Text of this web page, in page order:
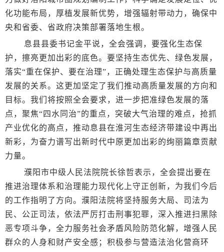
化功能布局，厚植发展新优势，增强辐射带动力，确保中
央和省委、省政府决策部署落地生根。
息县县委书记金平说，全会强调，要强化生态保
护，擦亮更加出彩的底色。要坚持生态优先、绿色发展，
落实“重在保护、要在治理”，正确处理生态保护与高质量
发展的关系。这更加坚定了我们推动高质量发展的方向和
目标。我们将按照全会要求，进一步把准绿色发展的落
点，聚焦“四水同治”的重点，突破大气治理的难点，抢抓
产业优化的高点，推动息县在淮河生态经济带建设中再出
新彩，为奋力谱写出新时代中原更加出彩的绚丽篇章贡献
力量。
濮阳市中级人民法院院长徐哲表示，全会提出要在
推进治理体系和治理能力现代化上守正创新，为我们今后
的工作指明了方向。濮阳法院将坚持服务大局、司法为
民、公正司法，依法严厉打击刑事犯罪，深入推进扫黑除
恶专项斗争，全力服务社会矛盾风险防范化解，增强人民
群众的人身和财产安全感；积极参与营造法治化营商环